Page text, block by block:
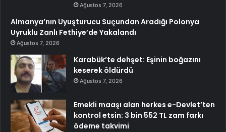
Ağustos 7, 2026
Almanya’nın Uyuşturucu Suçundan Aradığı Polonya
Uyruklu Zanlı Fethiye’de Yakalandı
Ağustos 7, 2026
Karabük’te dehşet: Eşinin boğazını
keserek öldürdü
Ağustos 7, 2026
Emekli maaşı alan herkes e-Devlet’ten
kontrol etsin: 3 bin 552 TL zam farkı
ödeme takvimi